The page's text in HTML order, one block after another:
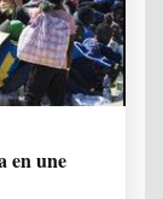
en une